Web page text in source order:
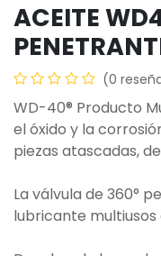
ACEITE
(0
WD-40® Producto
el óxido y la
piezas atascadas,
La válvula de 360°
lubricante multiusos